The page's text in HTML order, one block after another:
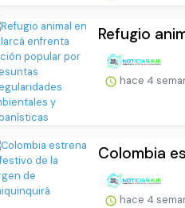
Refugio
hace 4
Colombia
hace 4